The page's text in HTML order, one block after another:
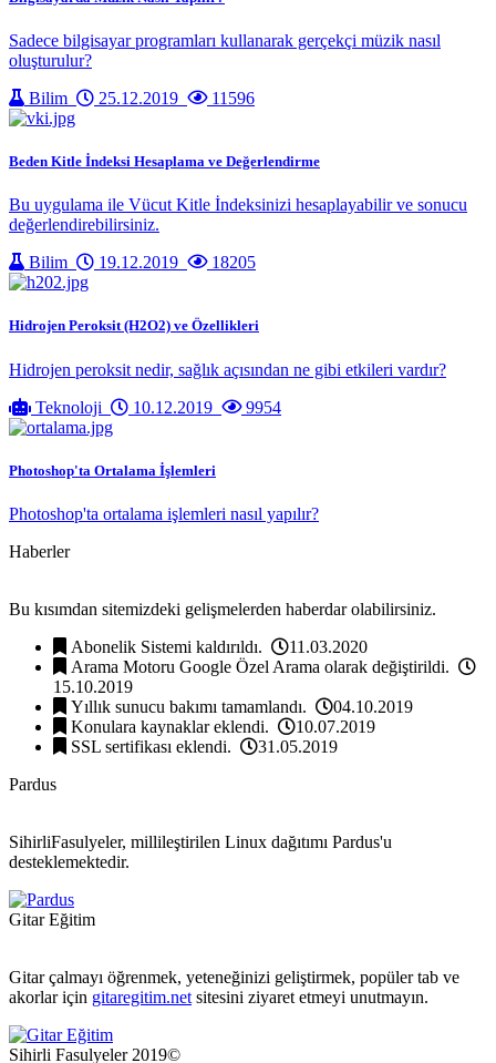
Sadece bilgisayar programları kullanarak gerçekçi müzik nasıl
oluşturulur?
Bilim
25.12.2019 11596
Beden Kitle İndeksi Hesaplama ve Değerlendirme
Bu uygulama ile Vücut Kitle İndeksinizi hesaplayabilir ve sonucu
değerlendirebilirsiniz.
Bilim
19.12.2019 18205
Hidrojen Peroksit (H2O2) ve Özellikleri
Hidrojen peroksit nedir, sağlık açısından ne gibi etkileri vardır?
Teknoloji
10.12.2019 9954
Photoshop'ta Ortalama İşlemleri
Photoshop'ta ortalama işlemleri nasıl yapılır?
Haberler
Bu kısımdan sitemizdeki gelişmelerden haberdar olabilirsiniz.
Abonelik Sistemi kaldırıldı.
11.03.2020
Arama Motoru Google Özel Arama olarak değiştirildi.
15.10.2019
Yıllık sunucu bakımı tamamlandı.
04.10.2019
Konulara kaynaklar eklendi.
10.07.2019
SSL sertifikası eklendi.
31.05.2019
Pardus
SihirliFasulyeler, millileştirilen Linux dağıtımı Pardus'u
desteklemektedir.
Gitar Eğitim
Gitar çalmayı öğrenmek, yeteneğinizi geliştirmek, popüler tab ve
akorlar için gitaregitim.net sitesini ziyaret etmeyi unutmayın.
Sihirli Fasulyeler 2019©